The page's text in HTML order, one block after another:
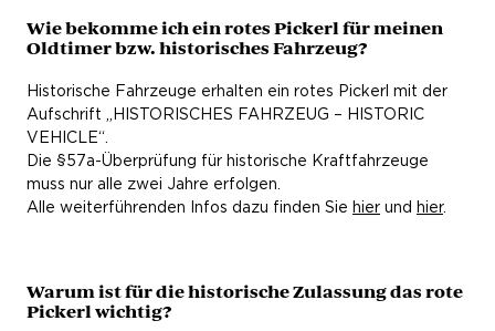
Wie bekomme ich ein rotes Pickerl für meinen
Oldtimer bzw. historisches Fahrzeug?
Historische Fahrzeuge erhalten ein rotes Pickerl mit der
Aufschrift „HISTORISCHES FAHRZEUG – HISTORIC
VEHICLE“.
Die §57a-Überprüfung für historische Kraftfahrzeuge
muss nur alle zwei Jahre erfolgen.
Alle weiterführenden Infos dazu finden Sie hier und hier.
Warum ist für die historische Zulassung das rote
Pickerl wichtig?